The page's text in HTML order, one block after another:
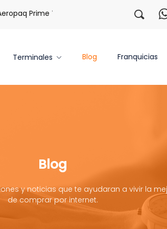
TE DA MÁS! ¡Regístrate con
Terminales Blog Franquicias
Blog
y noticias que te ayudaran a vivir la
de comprar por internet.